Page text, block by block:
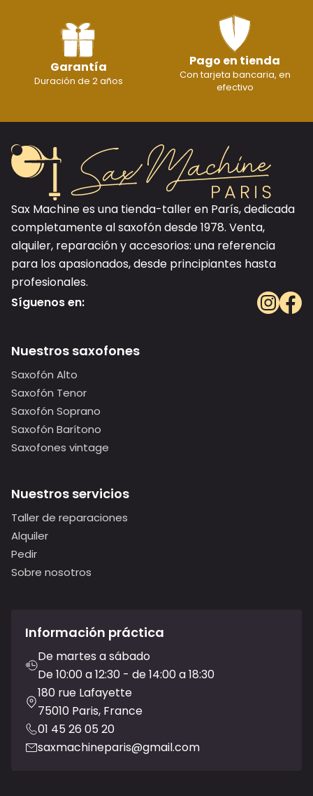
Garantía
Duración de 2 años
Pago en tienda
Con tarjeta bancaria, en
efectivo
Sax Machine es una tienda-taller en París, dedicada
completamente al saxofón desde 1978. Venta,
alquiler, reparación y accesorios: una referencia
para los apasionados, desde principiantes hasta
profesionales.
Síguenos en:
Nuestros saxofones
Saxofón Alto
Saxofón Tenor
Saxofón Soprano
Saxofón Barítono
Saxofones vintage
Nuestros servicios
Taller de reparaciones
Alquiler
Pedir
Sobre nosotros
Información práctica
De martes a sábado
De 10:00 a 12:30 - de 14:00 a 18:30
180 rue Lafayette
75010 Paris, France
01 45 26 05 20
saxmachineparis@gmail.com